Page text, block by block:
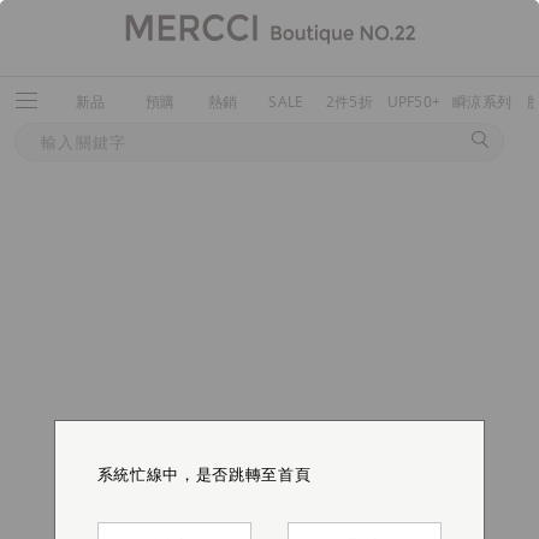
新品 預購 熱銷 SALE 2件5折 UPF50+ 瞬涼系列
系統忙線中，是否跳轉至首頁
系統忙線中，是否跳轉至首頁
系統忙線中，是否跳轉至首頁
系統忙線中，是否跳轉至首頁
系統忙線中，是否跳轉至首頁